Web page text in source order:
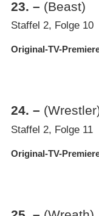
23. – (Beast)
Staffel 2, Folge 10
Original-TV-
24. –
Staffel 2, Folge 11
Original-TV-